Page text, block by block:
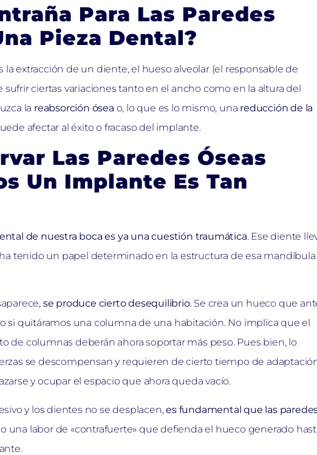
Para Las Paredes
Pieza Dental?
extracción de un diente, el hueso alveolar (el responsable de
ciertas variaciones tanto en el ancho como en la altura del
la reabsorción ósea o, lo que es lo mismo, una reducción de la
afectar al éxito o fracaso del implante.
Las Paredes Óseas
Un Implante Es Tan
de nuestra boca es ya una cuestión traumática. Ese diente
tenido un papel determinado en la estructura de esa mandíbula
se produce cierto desequilibrio. Se crea un hueco que
si quitáramos una columna de una habitación. No implica que el
de columnas deberán ahora soportar más peso. Pues bien, lo
se descompensan y requieren de cierto tiempo de
y ocupar el espacio que ahora queda vacío.
y los dientes no se desplacen,es fundamental que las
una labor de «contrafuerte» que defienda el hueco generado